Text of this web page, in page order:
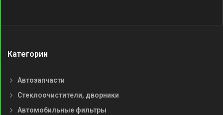
Категории
Автозапчасти
Стеклоочистители, дворники
Автомобильные фильтры